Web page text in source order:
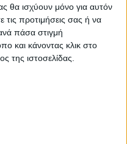
θα ισχύουν μόνο για αυτόν
τις προτιμήσεις σας ή να
πάσα στιγμή
και κάνοντας κλικ στο
της ιστοσελίδας.
39 παραπομπές
από τις οποίες 30
και 9 από το